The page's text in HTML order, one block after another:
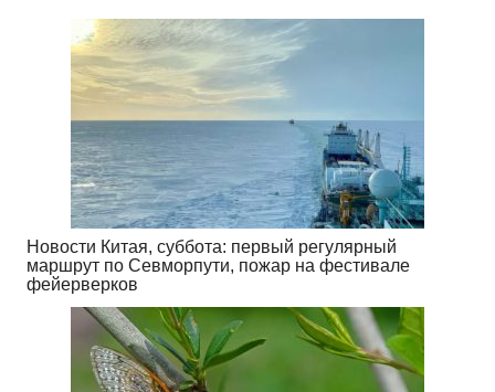
Новости Китая, суббота: первый регулярный
маршрут по Севморпути, пожар на фестивале
фейерверков